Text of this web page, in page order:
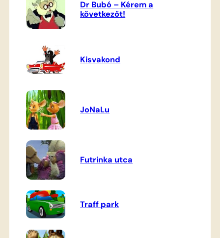
Dr Bubó – Kérem a
következőt!
Kisvakond
JoNaLu
Futrinka utca
Traff park